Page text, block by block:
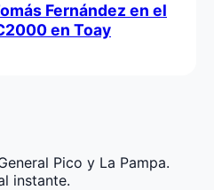
Fernández en el
en Toay
Pico y La Pampa.
instante.